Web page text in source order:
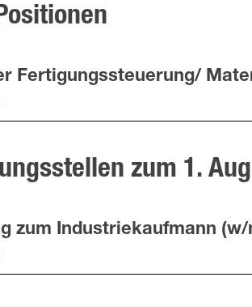
Fertigungssteuerung/
zum 1.
zum Industriekaufmann (w/